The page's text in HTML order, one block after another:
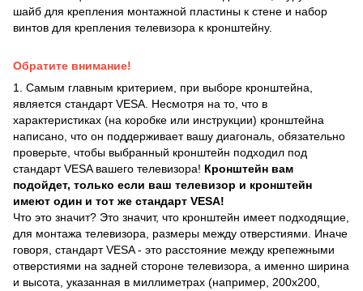
шайб для крепления монтажной пластины к стене и набор
винтов для крепления телевизора к кронштейну.
Обратите внимание!
1. Самым главным критерием, при выборе кронштейна,
является стандарт VESA. Несмотря на то, что в
характеристиках (на коробке или инструкции) кронштейна
написано, что он поддерживает вашу диагональ, обязательно
проверьте, чтобы выбранный кронштейн подходил под
стандарт VESA вашего телевизора! Кронштейн вам
подойдет, только если ваш телевизор и кронштейн
имеют один и тот же стандарт VESA!
Что это значит? Это значит, что кронштейн имеет подходящие,
для монтажа телевизора, размеры между отверстиями. Иначе
говоря, стандарт VESA - это расстояние между крепежными
отверстиями на задней стороне телевизора, а именно ширина
и высота, указанная в миллиметрах (например, 200х200,